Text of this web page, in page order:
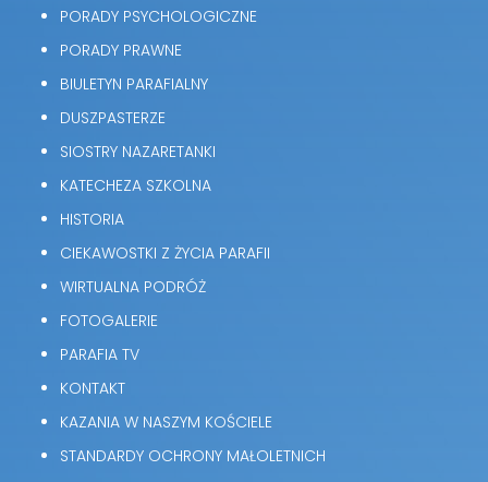
PORADY PSYCHOLOGICZNE
PORADY PRAWNE
BIULETYN PARAFIALNY
DUSZPASTERZE
SIOSTRY NAZARETANKI
KATECHEZA SZKOLNA
HISTORIA
CIEKAWOSTKI Z ŻYCIA PARAFII
WIRTUALNA PODRÓŻ
FOTOGALERIE
PARAFIA TV
KONTAKT
KAZANIA W NASZYM KOŚCIELE
STANDARDY OCHRONY MAŁOLETNICH